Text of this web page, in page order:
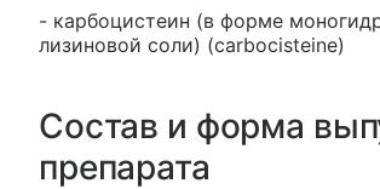
- карбоцистеин (в форме
лизиновой соли) (carbocisteine)
Состав и форма
препарата